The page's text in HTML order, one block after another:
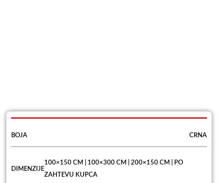
BOJA CRNA
DIMENZIJE
100×150 CM | 100×300 CM | 200×150 CM | PO
ZAHTEVU KUPCA